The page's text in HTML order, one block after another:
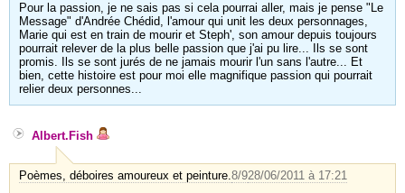
Pour la passion, je ne sais pas si cela pourrai aller, mais je pense "Le
Message" d'Andrée Chédid, l'amour qui unit les deux personnages,
Marie qui est en train de mourir et Steph', son amour depuis toujours
pourrait relever de la plus belle passion que j'ai pu lire... Ils se sont
promis. Ils se sont jurés de ne jamais mourir l'un sans l'autre... Et
bien, cette histoire est pour moi elle magnifique passion qui pourrait
relier deux personnes...
Albert.Fish
Poèmes, déboires amoureux et peinture.8/928/06/2011 à 17:21